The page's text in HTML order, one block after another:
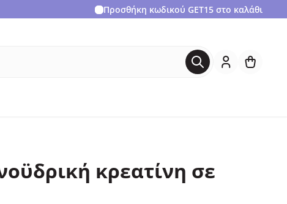
Προσθήκη κωδικού GET15 στο καλάθι
κρεατίνη σε